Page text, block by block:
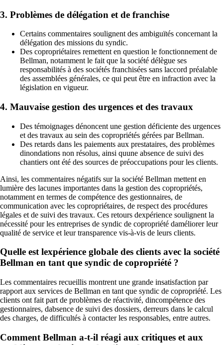
3. Problèmes de délégation et de franchise
Certains commentaires soulignent des ambiguïtés concernant la
délégation des missions du syndic.
Des copropriétaires remettent en question le fonctionnement de
Bellman, notamment le fait que la société délègue ses
responsabilités à des sociétés franchisées sans laccord préalable
des assemblées générales, ce qui peut être en infraction avec la
législation en vigueur.
4. Mauvaise gestion des urgences et des travaux
Des témoignages dénoncent une gestion déficiente des urgences
et des travaux au sein des copropriétés gérées par Bellman.
Des retards dans les paiements aux prestataires, des problèmes
dinondations non résolus, ainsi quune absence de suivi des
chantiers ont été des sources de préoccupations pour les clients.
Ainsi, les commentaires négatifs sur la société Bellman mettent en
lumière des lacunes importantes dans la gestion des copropriétés,
notamment en termes de compétence des gestionnaires, de
communication avec les copropriétaires, de respect des procédures
légales et de suivi des travaux. Ces retours dexpérience soulignent la
nécessité pour les entreprises de syndic de copropriété daméliorer leur
qualité de service et leur transparence vis-à-vis de leurs clients.
Quelle est lexpérience globale des clients avec la société
Bellman en tant que syndic de copropriété ?
Les commentaires recueillis montrent une grande insatisfaction par
rapport aux services de Bellman en tant que syndic de copropriété. Les
clients ont fait part de problèmes de réactivité, dincompétence des
gestionnaires, dabsence de suivi des dossiers, derreurs dans le calcul
des charges, de difficultés à contacter les responsables, entre autres.
Comment Bellman a-t-il réagi aux critiques et aux